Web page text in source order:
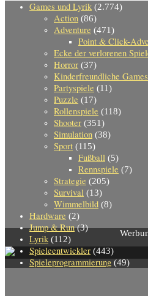
Games und Lyrik (2.774)
Action (86)
Adventure (471)
Point & Click-
Ecke der verlorenen
Horror (37)
Kinderfreundliche Games
Partyspiele (11)
Puzzle (17)
Rollenspiele (118)
Shooter (351)
Simulation (38)
Sport (115)
Fußball (5)
Rennspiele (7)
Strategie (205)
Survival (13)
Wimmelbild (8)
Hardware (2)
Jump & Run(3)
Lyrik (112)
Spieleentwickler (443)
Spieleprogrammierung (49)